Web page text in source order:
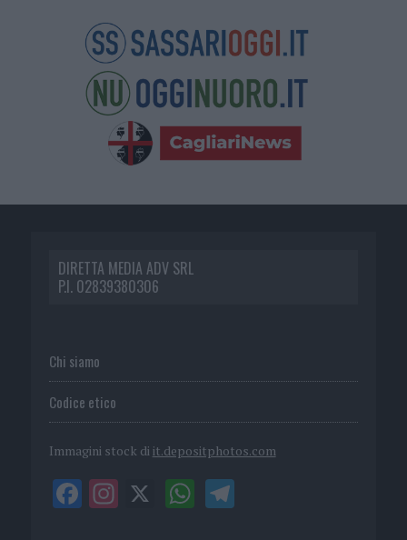
DIRETTA MEDIA ADV SRL
P.I. 02839380306
Chi siamo
Codice etico
Immagini stock di it.depositphotos.com